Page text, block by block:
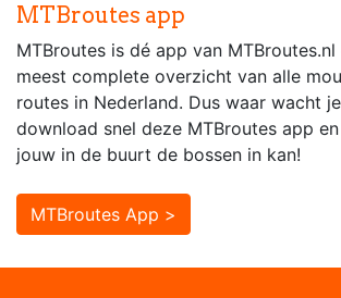
MTBroutes app
MTBroutes is dé app van
meest complete overzicht van alle
routes in Nederland. Dus waar wacht
download snel deze MTBroutes app
jouw in de buurt de bossen in kan!
MTBroutes App >